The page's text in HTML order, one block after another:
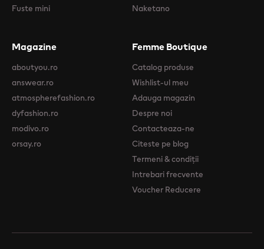
Fuste mini
Naketano
Magazine
aboutyou.ro
answear.ro
atmospherefashion.ro
dyfashion.ro
modivo.ro
orsay.ro
Femme Boutique
Catalog produse
Wishlist-ul meu
Adauga magazin
Despre noi
Contacteaza-ne
Citeste pe blog
Termeni & condiții
Intrebari frecvente
Voucher Reducere